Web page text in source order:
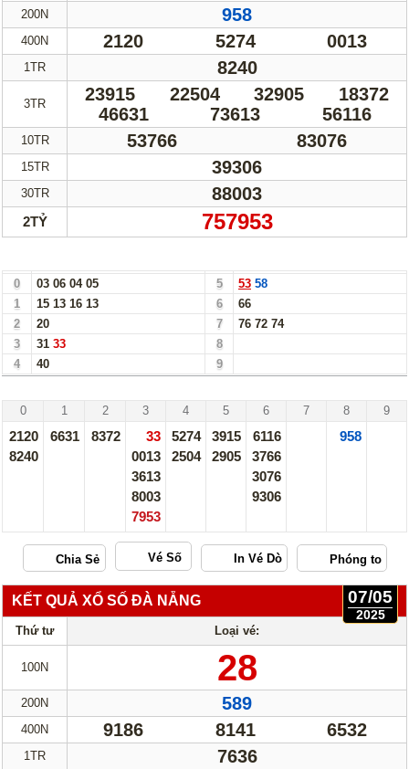
200N 958
400N 2120 5274 0013
1TR 8240
3TR 23915 22504 32905
18372
46631
73613 56116
10TR 53766 83076
15TR 39306
30TR 88003
2TỶ 757953
0 03 06 04 05 5 53 58
1
15 13 16 13 6
66
2
20 7 76 72 74
3
31 33
8
4
40 9
0 1 2 3 4 5 6 7 8 9
2120
8240
6631 8372
33
0013
3613
8003
7953
5274
2504
3915
2905
6116
3766
3076
9306
958
Vé Số
KẾT QUẢ XỔ SỐ ĐÀ NẴNG 07/05
2025
Thứ tư Loại vé:
100N 28
200N 589
400N 9186 8141 6532
1TR 7636